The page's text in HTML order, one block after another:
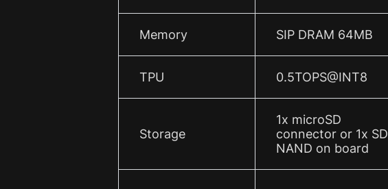
Memory SIP DRAM 64MB
TPU 0.5TOPS@INT8
Storage
1x microSD
connector or 1x SD
NAND on board